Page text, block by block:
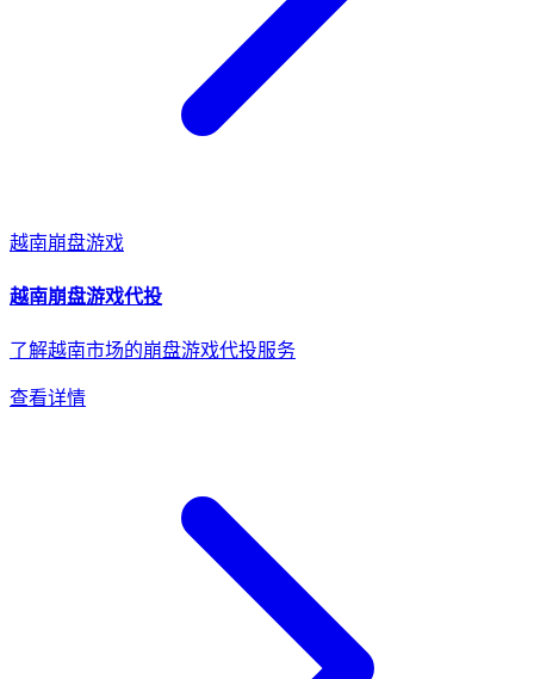
越南崩盘游戏
越南崩盘游戏代投
了解越南市场的崩盘游戏代投服务
查看详情